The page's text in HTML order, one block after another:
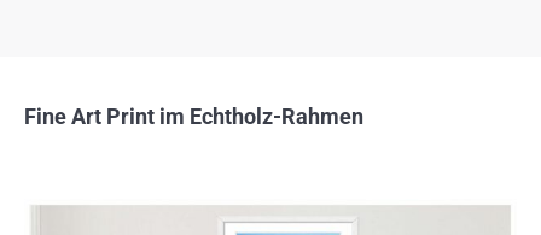
Fine Art Print im Echtholz-Rahmen